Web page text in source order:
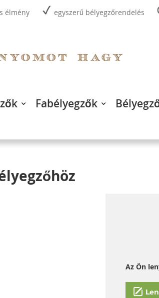
élmény egyszerű bélyegzőrendelés
Fabélyegzők
Az Ön